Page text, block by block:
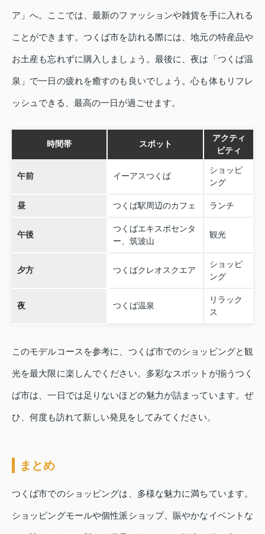
ア」へ。ここでは、最新のファッションや雑貨を手に入れる
ことができます。つくば市を訪れる際には、地元の特産品や
お土産も忘れずに購入しましょう。最後に、夜は「つくば温
泉」で一日の疲れを癒すのも良いでしょう。心も体もリフレ
ッシュできる、最高の一日が過ごせます。
時間帯 スポット
アクティ
ビティ
午前 イーアスつくば
ショッピ
ング
昼 つくば駅周辺のカフェ ランチ
午後
つくばエキスポセンタ
ー、筑波山
観光
夕方 つくばクレオスクエア
ショッピ
ング
夜 つくば温泉
リラック
ス
このモデルコースを参考に、つくば市でのショッピングと観
光を最大限に楽しんでください。多彩なスポットが揃うつく
ば市は、一日では足りないほどの魅力が詰まっています。ぜ
ひ、何度も訪れて新しい発見をしてみてください。
まとめ
つくば市でのショッピングは、多様な魅力に満ちています。
ショッピングモールや個性派ショップ、賑やかなイベントな